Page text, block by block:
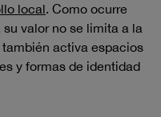
local. Como ocurre
valor no se limita a la
activa espacios
y formas de identidad